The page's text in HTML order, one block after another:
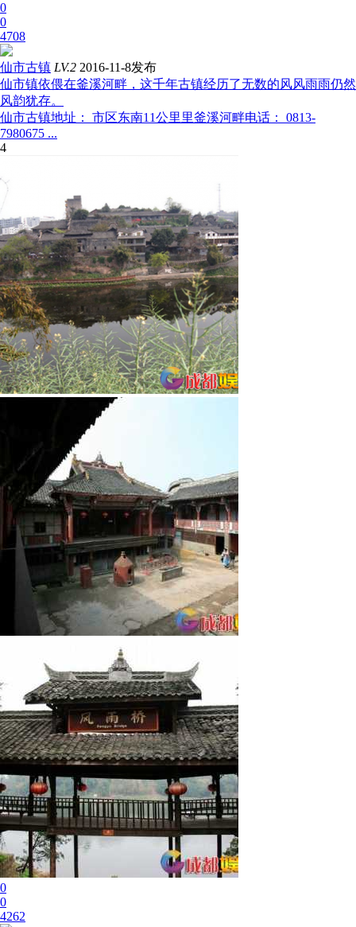
0
0
4708
仙市古镇 LV.2 2016-11-8发布
仙市镇依偎在釜溪河畔，这千年古镇经历了无数的风风雨雨仍然
风韵犹存。
仙市古镇地址： 市区东南11公里里釜溪河畔电话： 0813-
7980675 ...
4
0
0
4262